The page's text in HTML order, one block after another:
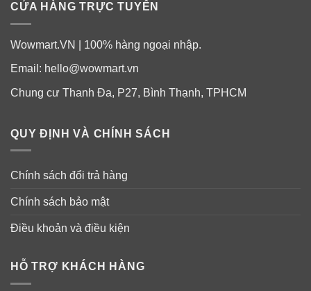
Thành phần sữa NAN Nga:
✔ Sữa không béo, nước huyết thanh, đường lacto, dầu
thực vật, chất đạm, lexitin đậu nành, canxi nitrat, canxi
clorua, natri selen , kali iốt, đồng sunfat, chất nuôi cấy vi
thực vật, các vitamin, cacnitin, nucleotit..
✔ Sản phẩm bổ sung cho chế độ ăn thiếu sữa mẹ, hỗ
sinh lý.
CỬA HÀNG TRỰC TUYẾN
Wowmart.VN | 100% hàng ngoại nhập.
Email: hello@wowmart.vn
Chung cư Thanh Đa, P27, Bình Thạnh, TPHCM
QUY ĐỊNH VÀ CHÍNH SÁCH
Chính sách đổi trả hàng
Chính sách bảo mật
Điều khoản và điều kiện
HỖ TRỢ KHÁCH HÀNG